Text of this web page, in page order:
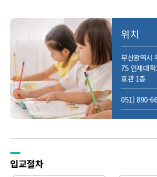
위치
부산광역시
75 인제대
호관 1층
051) 890-
입교절차